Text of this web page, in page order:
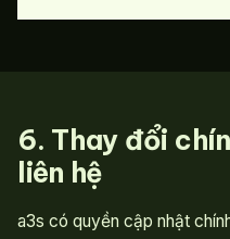
6. Thay đổi
liên hệ
a3s có quyền cập nhật